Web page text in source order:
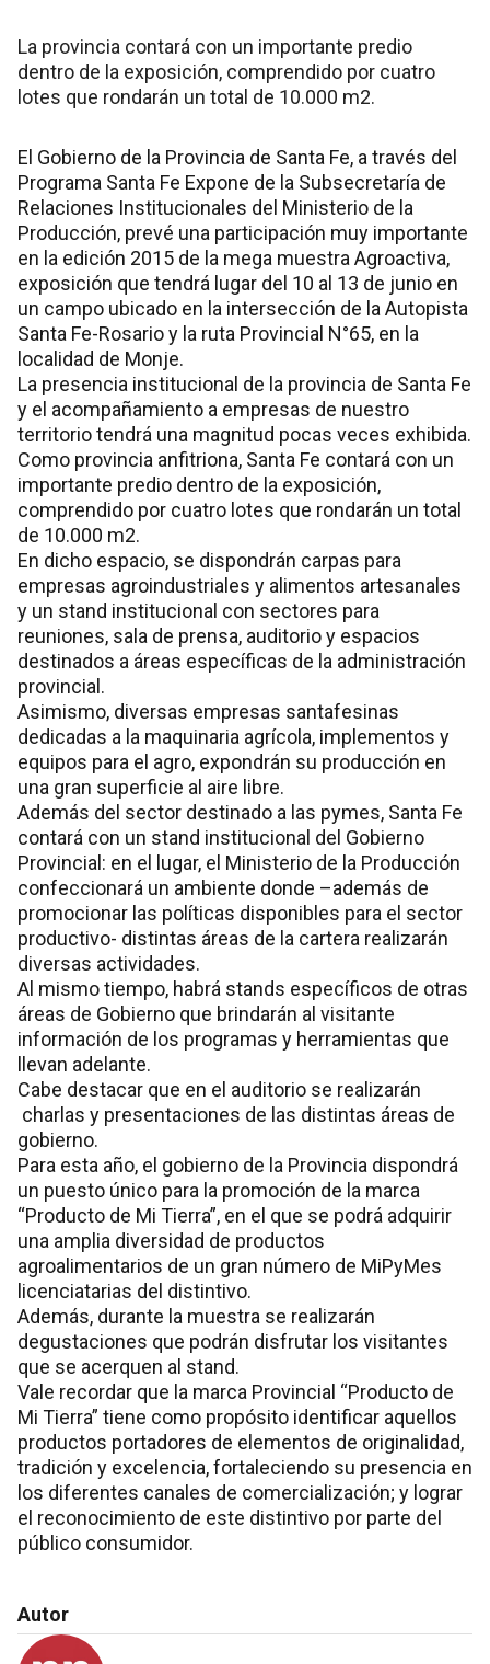
La provincia contará con un importante predio
dentro de la exposición, comprendido por cuatro
lotes que rondarán un total de 10.000 m2.
El Gobierno de la Provincia de Santa Fe, a través del
Programa Santa Fe Expone de la Subsecretaría de
Relaciones Institucionales del Ministerio de la
Producción, prevé una participación muy importante
en la edición 2015 de la mega muestra Agroactiva,
exposición que tendrá lugar del 10 al 13 de junio en
un campo ubicado en la intersección de la Autopista
Santa Fe-Rosario y la ruta Provincial N°65, en la
localidad de Monje.
La presencia institucional de la provincia de Santa Fe
y el acompañamiento a empresas de nuestro
territorio tendrá una magnitud pocas veces exhibida.
Como provincia anfitriona, Santa Fe contará con un
importante predio dentro de la exposición,
comprendido por cuatro lotes que rondarán un total
de 10.000 m2.
En dicho espacio, se dispondrán carpas para
empresas agroindustriales y alimentos artesanales
y un stand institucional con sectores para
reuniones, sala de prensa, auditorio y espacios
destinados a áreas específicas de la administración
provincial.
Asimismo, diversas empresas santafesinas
dedicadas a la maquinaria agrícola, implementos y
equipos para el agro, expondrán su producción en
una gran superficie al aire libre.
Además del sector destinado a las pymes, Santa Fe
contará con un stand institucional del Gobierno
Provincial: en el lugar, el Ministerio de la Producción
confeccionará un ambiente donde –además de
promocionar las políticas disponibles para el sector
productivo- distintas áreas de la cartera realizarán
diversas actividades.
Al mismo tiempo, habrá stands específicos de otras
áreas de Gobierno que brindarán al visitante
información de los programas y herramientas que
llevan adelante.
Cabe destacar que en el auditorio se realizarán
charlas y presentaciones de las distintas áreas de
gobierno.
Para esta año, el gobierno de la Provincia dispondrá
un puesto único para la promoción de la marca
“Producto de Mi Tierra”, en el que se podrá adquirir
una amplia diversidad de productos
agroalimentarios de un gran número de MiPyMes
licenciatarias del distintivo.
Además, durante la muestra se realizarán
degustaciones que podrán disfrutar los visitantes
que se acerquen al stand.
Vale recordar que la marca Provincial “Producto de
Mi Tierra” tiene como propósito identificar aquellos
productos portadores de elementos de originalidad,
tradición y excelencia, fortaleciendo su presencia en
los diferentes canales de comercialización; y lograr
el reconocimiento de este distintivo por parte del
público consumidor.
Autor